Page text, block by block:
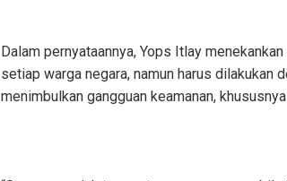
Dalam pernyataannya, Yops Itlay
setiap warga negara, namun harus dilakukan
menimbulkan gangguan keamanan,